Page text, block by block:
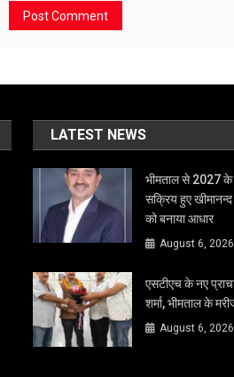
LATEST NEWS
भीमताल से 2027 के
सक्रिय हुए
को बनाया आधार
August 6, 2026
एसटीएच के नए
शर्मा, भीमताल के
August 6, 2026